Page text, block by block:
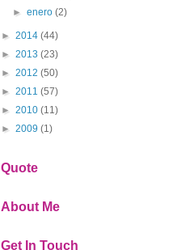
►enero (2)
► 2014 (44)
► 2013 (23)
► 2012 (50)
► 2011 (57)
► 2010 (11)
► 2009 (1)
Quote
About Me
Get In Touch